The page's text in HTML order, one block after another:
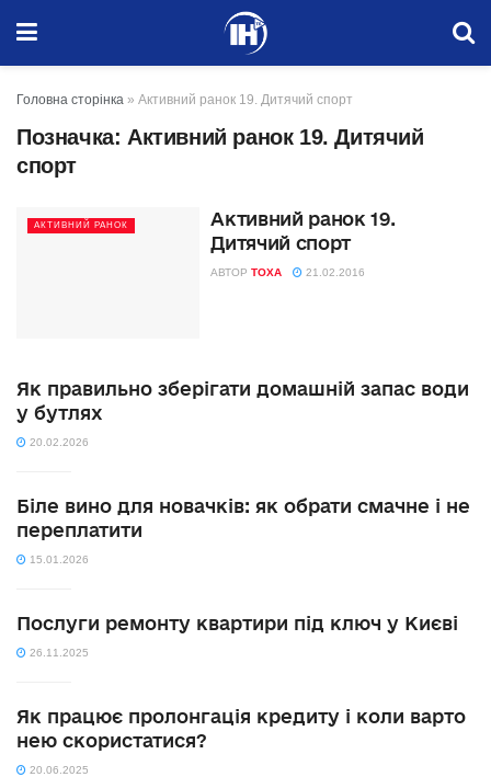
Головна сторінка » Активний ранок 19. Дитячий спорт
Позначка: Активний ранок 19. Дитячий
спорт
АКТИВНИЙ РАНОК
Активний ранок 19.
Дитячий спорт
АВТОР TOXA 21.02.2016
Як правильно зберігати домашній запас води
у бутлях
20.02.2026
Біле вино для новачків: як обрати смачне і не
переплатити
15.01.2026
Послуги ремонту квартири під ключ у Києві
26.11.2025
Як працює пролонгація кредиту і коли варто
нею скористатися?
20.06.2025